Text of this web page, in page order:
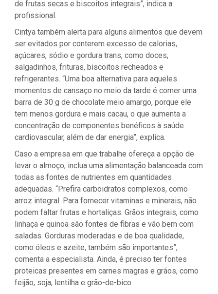
de frutas secas e biscoitos integrais”, indica a
profissional.
Cintya também alerta para alguns alimentos que devem
ser evitados por conterem excesso de calorias,
açúcares, sódio e gordura trans, como doces,
salgadinhos, frituras, biscoitos recheados e
refrigerantes. “Uma boa alternativa para aqueles
momentos de cansaço no meio da tarde é comer uma
barra de 30 g de chocolate meio amargo, porque ele
tem menos gordura e mais cacau, o que aumenta a
concentração de componentes benéficos à saúde
cardiovascular, além de dar energia”, explica.
Caso a empresa em que trabalhe ofereça a opção de
levar o almoço, inclua uma alimentação balanceada com
todas as fontes de nutrientes em quantidades
adequadas. “Prefira carboidratos complexos, como
arroz integral. Para fornecer vitaminas e minerais, não
podem faltar frutas e hortaliças. Grãos integrais, como
linhaça e quinoa são fontes de fibras e vão bem com
saladas. Gorduras moderadas e de boa qualidade,
como óleos e azeite, também são importantes”,
comenta a especialista. Ainda, é preciso ter fontes
proteicas presentes em carnes magras e grãos, como
feijão, soja, lentilha e grão-de-bico.